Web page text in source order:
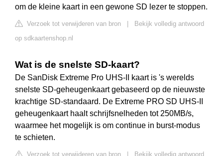
om de kleine kaart in een gewone SD lezer te stoppen.
Verzoek tot verwijderen van bron
Bekijk volledig antwoord
op sdkaartenshop.nl
Wat is de snelste SD-kaart?
De SanDisk Extreme Pro UHS-II kaart is 's werelds
snelste SD-geheugenkaart gebaseerd op de nieuwste
krachtige SD-standaard. De Extreme PRO SD UHS-II
geheugenkaart haalt schrijfsnelheden tot 250MB/s,
waarmee het mogelijk is om continue in burst-modus
te schieten.
Verzoek tot verwijderen van bron
Bekijk volledig antwoord